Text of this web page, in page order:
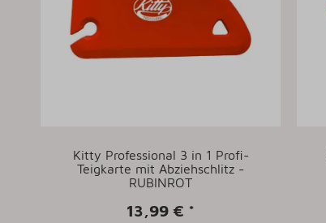
Kitty Professional 3 in 1 Profi-
Teigkarte mit Abziehschlitz -
RUBINROT
13,99 € *